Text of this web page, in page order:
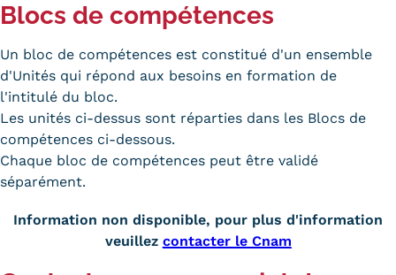
Blocs de compétences
Un bloc de compétences est constitué d'un ensemble
d'Unités qui répond aux besoins en formation de
l'intitulé du bloc.
Les unités ci-dessus sont réparties dans les Blocs de
compétences ci-dessous.
Chaque bloc de compétences peut être validé
séparément.
Information non disponible, pour plus d'information
veuillez contacter le Cnam